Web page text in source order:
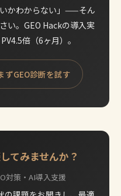
かわからない」——そん
い。GEO Hackの導入実
倍（6ヶ月）。
ずGEO診断を試す
てみませんか？
対策・AI導入支援